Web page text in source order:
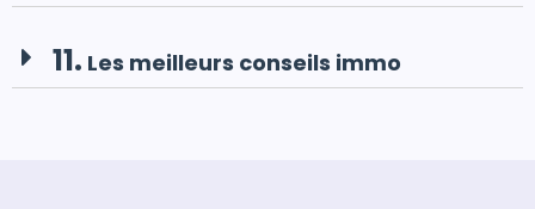
11. Les meilleurs conseils immo